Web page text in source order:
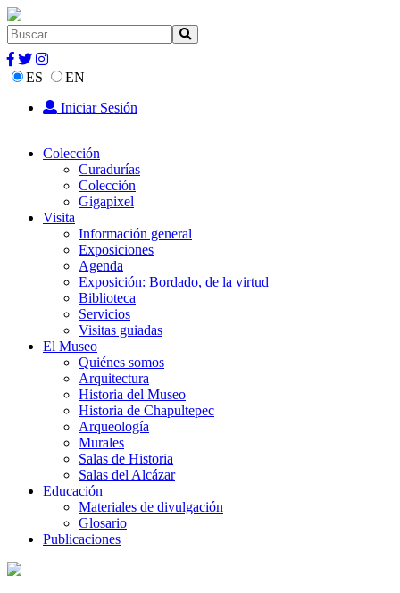
ES
EN
Iniciar Sesión
Colección
Curadurías
Colección
Gigapixel
Visita
Información general
Exposiciones
Agenda
Exposición: Bordado, de la virtud
Biblioteca
Servicios
Visitas guiadas
El Museo
Quiénes somos
Arquitectura
Historia del Museo
Historia de Chapultepec
Arqueología
Murales
Salas de Historia
Salas del Alcázar
Educación
Materiales de divulgación
Glosario
Publicaciones